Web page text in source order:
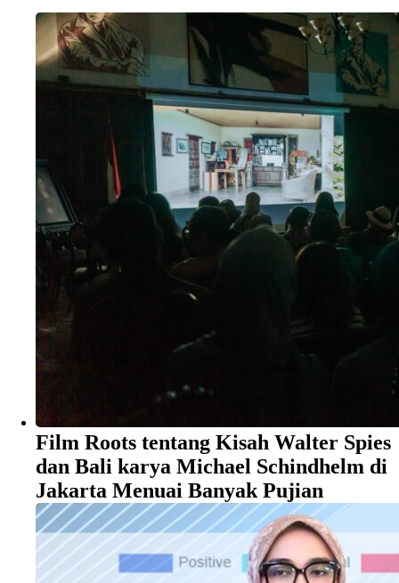
Film Roots tentang Kisah Walter Spies
dan Bali karya Michael Schindhelm di
Jakarta Menuai Banyak Pujian